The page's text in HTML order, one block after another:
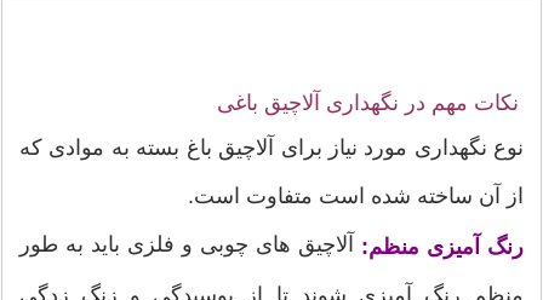
نکات مهم در نگهداری آلاچیق باغی
نوع نگهداری مورد نیاز برای آلاچیق باغ بسته به موادی که
از آن ساخته شده است متفاوت است.
رنگ آمیزی منظم: آلاچیق های چوبی و فلزی باید به طور
منظم رنگ آمیزی شوند تا از پوسیدگی و زنگ زدگی